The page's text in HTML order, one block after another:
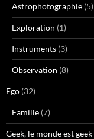
Astrophotographie (5)
Exploration (1)
Instruments (3)
Observation (8)
Ego (32)
Famille (7)
Geek, le monde est geek